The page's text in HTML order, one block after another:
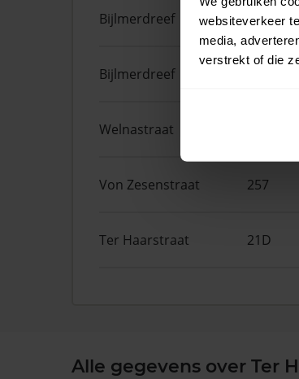
websiteverkeer
media,
verstrekt of die
Bijlmerdreef 1457
Bijlmerdreef
Welnastraat
Von Zesenstraat 257
Ter Haarstraat 21D
Alle gegevens over Ter